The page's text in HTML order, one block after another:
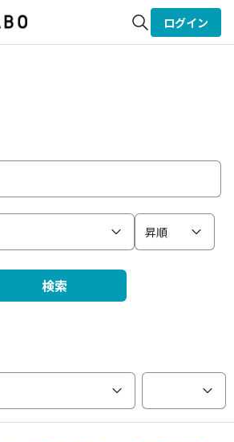
ログイン
昇順
検索